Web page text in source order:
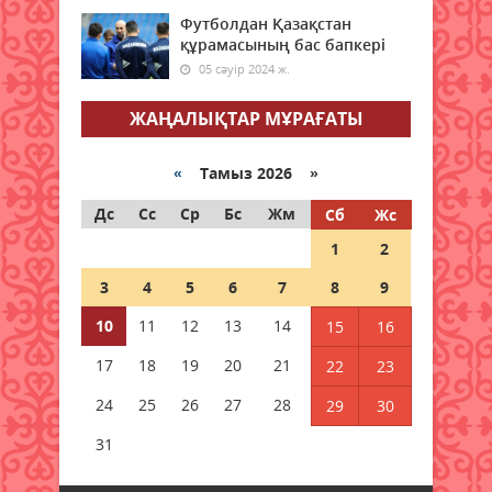
09 тамыз 2026 ж. 76
жеңілдетті: енді ескі үйлерді де
кепілге қоюға болады
Еліміздің бірнеше қаласында ауа
сапасы нашарлайды
ден астам шара өтеді
09 тамыз 2026 ж.
Жексенбіде еліміздің барлық
дерлік өңірінде дауылды
Футболдан Қазақстан
құрамасының бас бапкері
05 сәуір 2024 ж.
ЖАҢАЛЫҚТАР МҰРАҒАТЫ
« Тамыз 2026 »
Дс
Сс Ср Бс Жм Сб
Жс
1
2
3
4 5 6 7 8
9
10
11 12 13 14 15
16
17
18 19 20 21 22
23
24
25 26 27 28 29
30
31